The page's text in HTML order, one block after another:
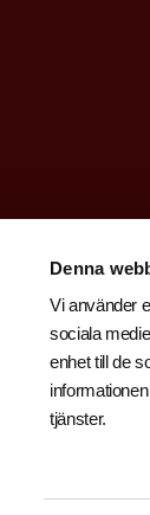
Denna
Vi använder
sociala
enhet till de
tjänster.